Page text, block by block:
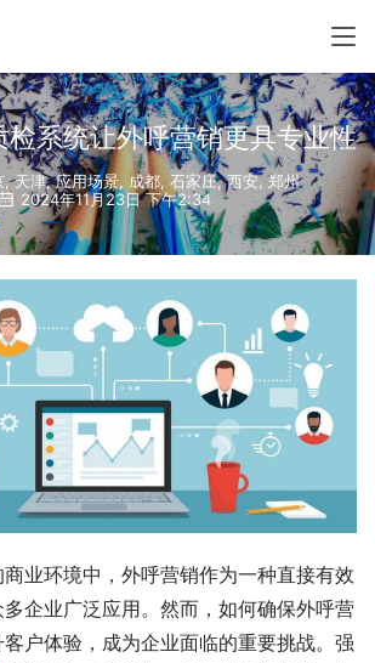
检系统让外呼营销更具专业性
,天津,应用场景, 成都,石家庄,西安,郑州
2024年11月23日 下午2:34
业环境中，外呼营销作为一种直接有效
企业广泛应用。然而，如何确保外呼营
户体验，成为企业面临的重要挑战。强